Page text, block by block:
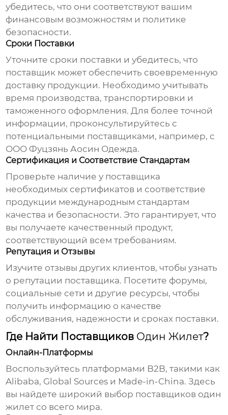
убедитесь, что они соответствуют вашим
финансовым возможностям и политике
безопасности.
Сроки Поставки
Уточните сроки поставки и убедитесь, что
поставщик может обеспечить своевременную
доставку продукции. Необходимо учитывать
время производства, транспортировки и
таможенного оформления. Для более точной
информации, проконсультируйтесь с
потенциальными поставщиками, например, с
ООО Фуцзянь Аосин Одежда.
Сертификация и Соответствие Стандартам
Проверьте наличие у поставщика
необходимых сертификатов и соответствие
продукции международным стандартам
качества и безопасности. Это гарантирует, что
вы получаете качественный продукт,
соответствующий всем требованиям.
Репутация и Отзывы
Изучите отзывы других клиентов, чтобы узнать
о репутации поставщика. Посетите форумы,
социальные сети и другие ресурсы, чтобы
получить информацию о качестве
обслуживания, надежности и сроках поставки.
Где Найти Поставщиков Один Жилет?
Онлайн-Платформы
Воспользуйтесь платформами B2B, такими как
Alibaba, Global Sources и Made-in-China. Здесь
вы найдете широкий выбор поставщиков один
жилет со всего мира.